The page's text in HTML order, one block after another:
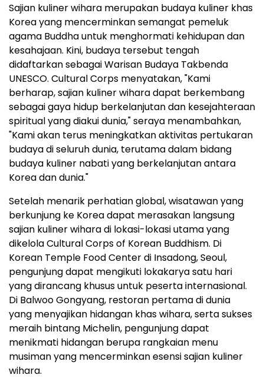
Sajian kuliner wihara merupakan budaya kuliner khas
Korea yang mencerminkan semangat pemeluk
agama Buddha untuk menghormati kehidupan dan
kesahajaan. Kini, budaya tersebut tengah
didaftarkan sebagai Warisan Budaya Takbenda
UNESCO. Cultural Corps menyatakan, "Kami
berharap, sajian kuliner wihara dapat berkembang
sebagai gaya hidup berkelanjutan dan kesejahteraan
spiritual yang diakui dunia," seraya menambahkan,
"Kami akan terus meningkatkan aktivitas pertukaran
budaya di seluruh dunia, terutama dalam bidang
budaya kuliner nabati yang berkelanjutan antara
Korea dan dunia."
Setelah menarik perhatian global, wisatawan yang
berkunjung ke Korea dapat merasakan langsung
sajian kuliner wihara di lokasi-lokasi utama yang
dikelola Cultural Corps of Korean Buddhism. Di
Korean Temple Food Centerdi Insadong,Seoul,
pengunjung dapat mengikuti lokakarya satu hari
yang dirancang khusus untuk peserta internasional.
Di Balwoo Gongyang, restoran pertama di dunia
yang menyajikan hidangan khas wihara, serta sukses
meraih bintang Michelin, pengunjung dapat
menikmati hidangan berupa rangkaian menu
musiman yang mencerminkan esensi sajian kuliner
wihara.